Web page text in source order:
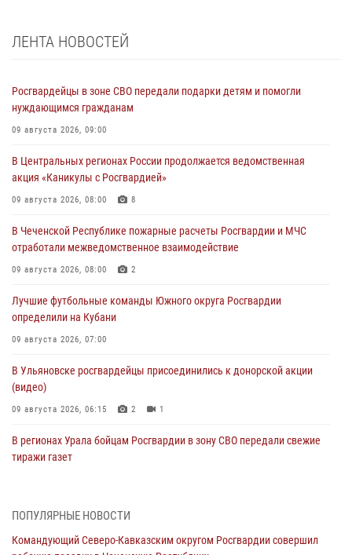
ЛЕНТА НОВОСТЕЙ
Росгвардейцы в зоне СВО передали подарки детям и помогли
нуждающимся гражданам
09 августа 2026, 09:00
В Центральных регионах России продолжается ведомственная
акция «Каникулы с Росгвардией»
09 августа 2026, 08:00 8
В Чеченской Республике пожарные расчеты Росгвардии и МЧС
отработали межведомственное взаимодействие
09 августа 2026, 08:00 2
Лучшие футбольные команды Южного округа Росгвардии
определили на Кубани
09 августа 2026, 07:00
В Ульяновске росгвардейцы присоединились к донорской акции
(видео)
09 августа 2026, 06:15 2 1
В регионах Урала бойцам Росгвардии в зону СВО передали свежие
тиражи газет
Росгвардейцы провели занятие по стрелковой подготовке для
краеведения Луганской Народной Республики
ПОПУЛЯРНЫЕ НОВОСТИ
Командующий Северо-Кавказским округом Росгвардии совершил